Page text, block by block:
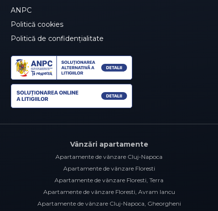
ANPC
Politică cookies
Politică de confidențialitate
Vânzări apartamente
Apartamente de vânzare Cluj-Napoca
Apartamente de vânzare Floresti
Apartamente de vânzare Floresti, Terra
Apartamente de vânzare Floresti, Avram Iancu
Apartamente de vânzare Cluj-Napoca, Gheorgheni